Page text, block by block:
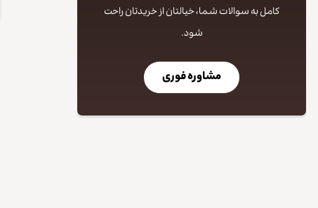
کامل به سوالات شما، خیالتان از خریدتان راحت
شود.
مشاوره فوری